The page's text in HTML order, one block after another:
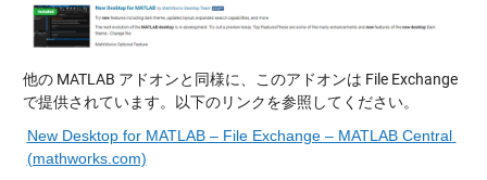
他の MATLAB アドオンと同様に、このアドオンは File Exchange
で提供されています。以下のリンクを参照してください。
New Desktop for MATLAB – File Exchange – MATLAB Central
(mathworks.com)